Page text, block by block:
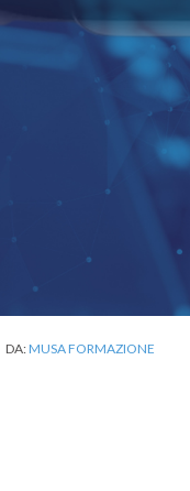
DA:MUSA FORMAZIONE